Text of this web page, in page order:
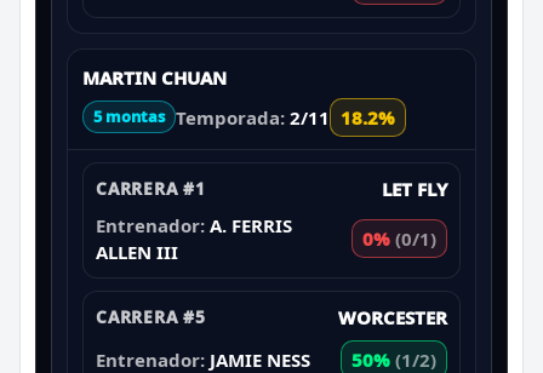
MARTIN CHUAN
5 montas Temporada: 2/11 18.2%
CARRERA #1
LET FLY
Entrenador: A. FERRIS
ALLEN III
0% (0/1)
CARRERA #5
WORCESTER
Entrenador: JAMIE NESS 50% (1/2)